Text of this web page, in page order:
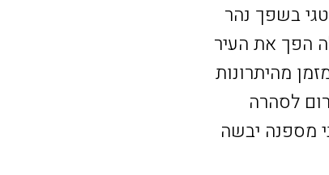
בשפך נהר
הפך את העיר
מהיתרונות
לסהרה
מספנה יבשה